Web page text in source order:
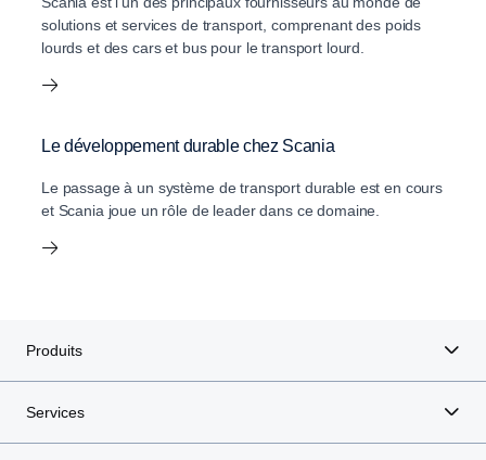
solutions et services de transport, comprenant des poids
lourds et des cars et bus pour le transport lourd.
Le développement durable chez Scania
Le passage à un système de transport durable est en cours
et Scania joue un rôle de leader dans ce domaine.
Produits
Services